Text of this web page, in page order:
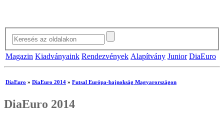
Magazin Kiadványaink Rendezvények Alapítvány Junior DiaEuro
DiaEuro » DiaEuro 2014 » Futsal Európa-bajnokság Magyarországon
DiaEuro 2014